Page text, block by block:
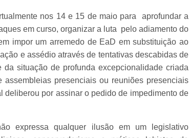
nos 14 e 15 de maio para aprofundar a
em curso, organizar a luta pelo adiamento do
impor um arremedo de EaD em substituição ao
e assédio através de tentativas descabidas de
situação de profunda excepcionalidade criada
presenciais ou reuniões presenciais
por assinar o pedido de impedimento de
expressa qualquer ilusão em um legislativo